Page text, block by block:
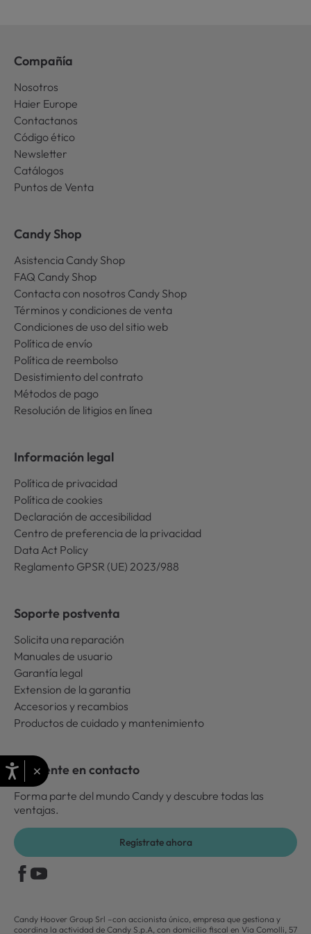
Compañía
Nosotros
Haier Europe
Contactanos
Código ético
Newsletter
Catálogos
Puntos de Venta
Candy Shop
Asistencia Candy Shop
FAQ Candy Shop
Contacta con nosotros Candy Shop
Términos y condiciones de venta
Condiciones de uso del sitio web
Política de envío
Política de reembolso
Desistimiento del contrato
Métodos de pago
Resolución de litigios en línea
Información legal
Política de privacidad
Política de cookies
Declaración de accesibilidad
Centro de preferencia de la privacidad
Data Act Policy
Reglamento GPSR (UE) 2023/988
Soporte postventa
Solicita una reparación
Manuales de usuario
Garantía legal
Extension de la garantia
Accesorios y recambios
Productos de cuidado y mantenimiento
Mantente en contacto
Forma parte del mundo Candy y descubre todas las
ventajas.
Regístrate ahora
Candy Hoover Group Srl –con accionista único, empresa que gestiona y
coordina la actividad de Candy S.p.A, con domicilio fiscal en Via Comolli, 57
×